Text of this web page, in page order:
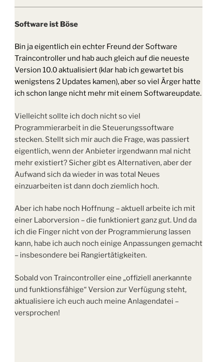
Software ist Böse
Bin ja eigentlich ein echter Freund der Software
Traincontroller und hab auch gleich auf die neueste
Version 10.0 aktualisiert (klar hab ich gewartet bis
wenigstens 2 Updates kamen), aber so viel Ärger hatte
ich schon lange nicht mehr mit einem Softwareupdate.
Vielleicht sollte ich doch nicht so viel
Programmierarbeit in die Steuerungssoftware
stecken. Stellt sich mir auch die Frage, was passiert
eigentlich, wenn der Anbieter irgendwann mal nicht
mehr existiert? Sicher gibt es Alternativen, aber der
Aufwand sich da wieder in was total Neues
einzuarbeiten ist dann doch ziemlich hoch.
Aber ich habe noch Hoffnung – aktuell arbeite ich mit
einer Laborversion – die funktioniert ganz gut. Und da
ich die Finger nicht von der Programmierung lassen
kann, habe ich auch noch einige Anpassungen gemacht
– insbesondere bei Rangiertätigkeiten.
Sobald von Traincontroller eine „offiziell anerkannte
und funktionsfähige“ Version zur Verfügung steht,
aktualisiere ich euch auch meine Anlagendatei –
versprochen!